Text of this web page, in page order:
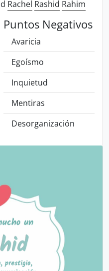
Rachel Rashid Rahim
Puntos Negativos
Avaricia
Egoísmo
Inquietud
Mentiras
Desorganización